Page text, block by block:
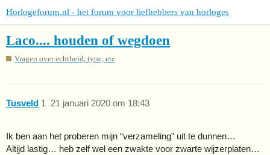
Horlogeforum.nl - het forum voor liefhebbers van horloges
Laco.... houden of wegdoen
Vragen over echtheid, type, etc
Tusveld 21 januari 2020 om 18:43
1
Ik ben aan het proberen mijn “verzameling” uit te dunnen…
Altijd lastig… heb zelf wel een zwakte voor zwarte wijzerplaten…